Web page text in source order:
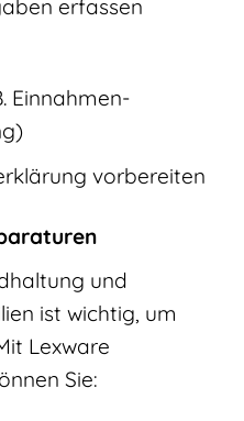
erfassen
Einnahmen-
vorbereiten
und
ist wichtig, um
Lexware
Sie: